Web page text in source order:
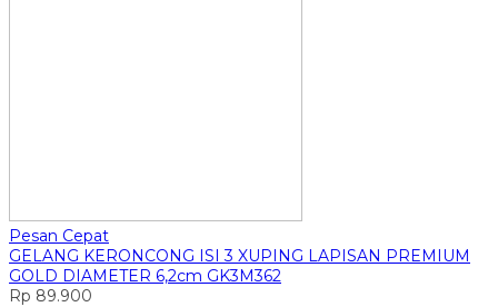
Pesan Cepat
GELANG KERONCONG ISI 3 XUPING LAPISAN PREMIUM
GOLD DIAMETER 6,2cm GK3M362
Rp 89.900